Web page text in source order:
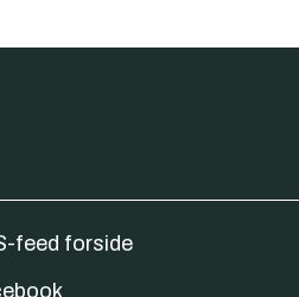
feed forside